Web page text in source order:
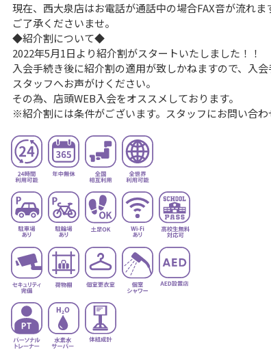
現在、西大泉店はお電話が通話中の場合FAX音が流れま
ご了承くださいませ。
◆紹介割について◆
2022年5月1日より紹介割がスタートいたしました！！
入会手続き後に紹介割の適用が致しかねますので、入
スタッフへお声がけください。
その為、店頭WEB入会をオススメしております。
※紹介割には条件がございます。スタッフにお問い合わ